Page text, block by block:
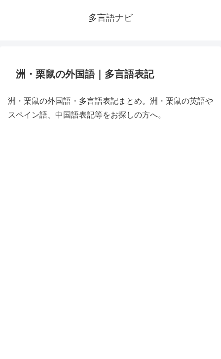
多言語ナビ
洲・栗鼠の外国語｜多言語表記
洲・栗鼠の外国語・多言語表記まとめ。洲・栗鼠の英語や
スペイン語、中国語表記等をお探しの方へ。